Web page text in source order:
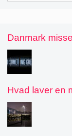
Danmark
Hvad laver en